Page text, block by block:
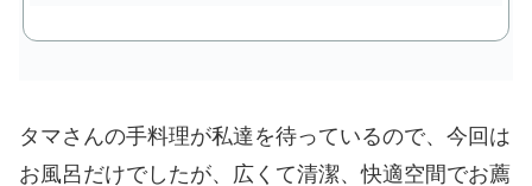
タマさんの手料理が私達を待っているので、今回は
お風呂だけでしたが、広くて清潔、快適空間でお薦